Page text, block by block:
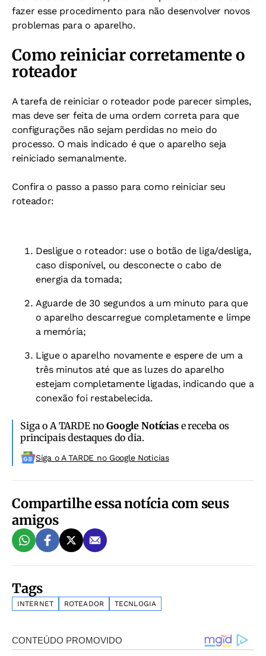
fazer esse procedimento para não desenvolver novos
problemas para o aparelho.
Como reiniciar corretamente o
roteador
A tarefa de reiniciar o roteador pode parecer simples,
mas deve ser feita de uma ordem correta para que
configurações não sejam perdidas no meio do
processo. O mais indicado é que o aparelho seja
reiniciado semanalmente.
Confira o passo a passo para como reiniciar seu
roteador:
Desligue o roteador: use o botão de liga/desliga,
caso disponível, ou desconecte o cabo de
energia da tomada;
Aguarde de 30 segundos a um minuto para que
o aparelho descarregue completamente e limpe
a memória;
Ligue o aparelho novamente e espere de um a
três minutos até que as luzes do aparelho
estejam completamente ligadas, indicando que a
conexão foi restabelecida.
Siga o A TARDE noGoogle Notíciase receba os
principais destaques do dia.
Siga o A TARDE no Google Noticias
Compartilhe essa notícia com seus
amigos
Tags
INTERNET ROTEADOR TECNLOGIA